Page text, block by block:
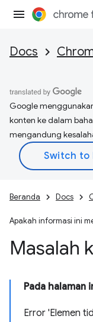
Docs
Google
konten ke dalam
mengandung
Beranda Docs
Apakah informasi ini
Masalah
Pada halaman
Error 'Elemen